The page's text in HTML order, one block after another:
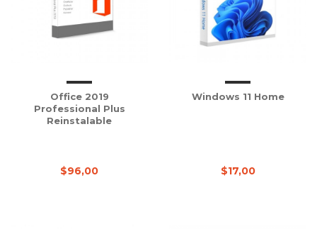
Office 2019
Professional Plus
Reinstalable
$96,00
Windows 11 Home
$17,00